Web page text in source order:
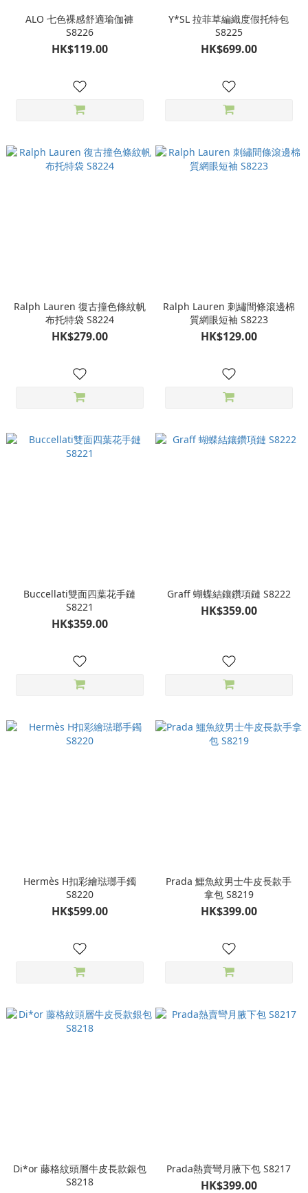
ALO 七色裸感舒適瑜伽褲
S8226
HK$119.00
Y*SL 拉菲草編織度假托特包
S8225
HK$699.00
Ralph Lauren 復古撞色條紋帆
布托特袋 S8224
HK$279.00
Ralph Lauren 刺繡間條滾邊棉
質網眼短袖 S8223
HK$129.00
Buccellati雙面四葉花手鏈
S8221
HK$359.00
Graff 蝴蝶結鑲鑽項鏈 S8222
HK$359.00
Hermès H扣彩繪琺瑯手鐲
S8220
HK$599.00
Prada 鱷魚紋男士牛皮長款手
拿包 S8219
HK$399.00
Di*or 藤格紋頭層牛皮長款銀包
S8218
Prada熱賣彎月腋下包 S8217
HK$399.00